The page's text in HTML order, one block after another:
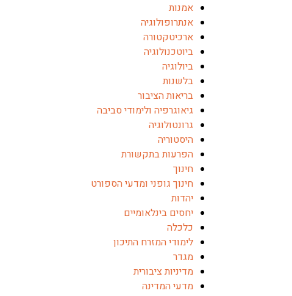
אמנות
אנתרופולוגיה
ארכיטקטורה
ביוטכנולוגיה
ביולוגיה
בלשנות
בריאות הציבור
גיאוגרפיה ולימודי סביבה
גרונטולוגיה
היסטוריה
הפרעות בתקשורת
חינוך
חינוך גופני ומדעי הספורט
יהדות
יחסים בינלאומיים
כלכלה
לימודי המזרח התיכון
מגדר
מדיניות ציבורית
מדעי המדינה